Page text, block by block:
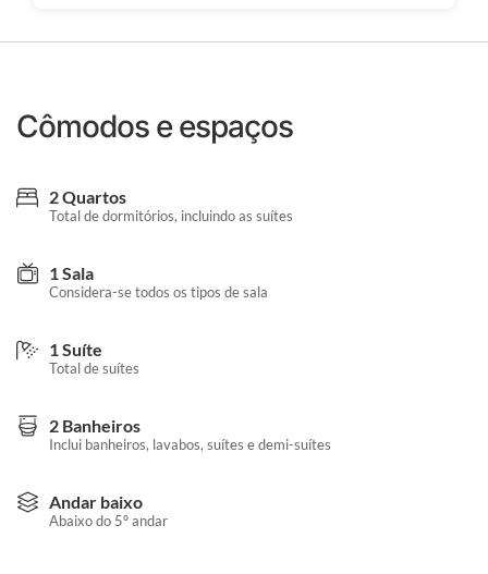
Cômodos e espaços
2 Quartos
Total de dormitórios, incluindo as suítes
1 Sala
Considera-se todos os tipos de sala
1 Suíte
Total de suítes
2 Banheiros
Inclui banheiros, lavabos, suítes e demi-suítes
Andar baixo
Abaixo do 5º andar